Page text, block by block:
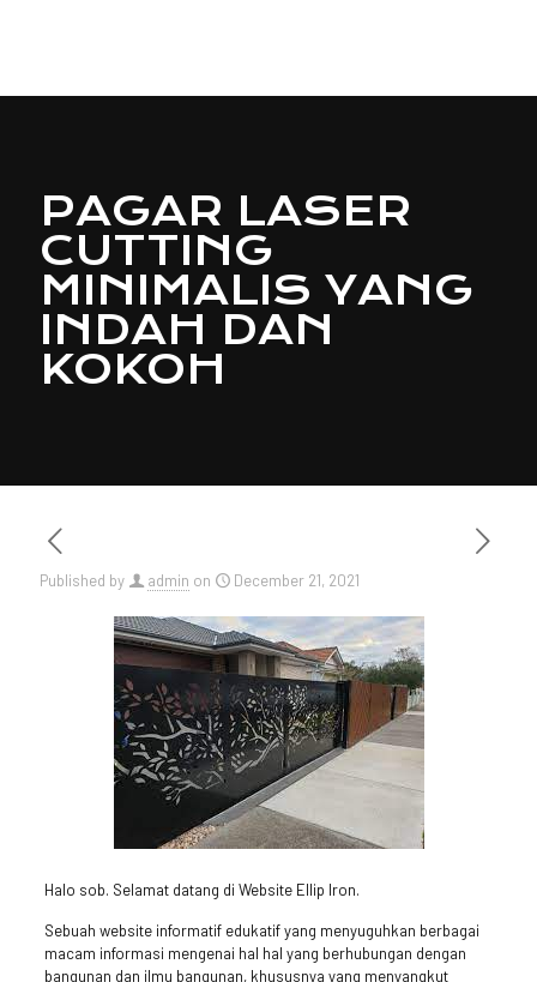
PAGAR LASER
CUTTING
MINIMALIS YANG
INDAH DAN
KOKOH
Published by admin on December 21, 2021
Halo sob. Selamat datang di Website Ellip Iron.
Sebuah website informatif edukatif yang menyuguhkan berbagai
macam informasi mengenai hal hal yang berhubungan dengan
bangunan dan ilmu bangunan, khususnya yang menyangkut